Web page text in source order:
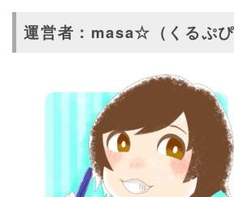
運営者：masa☆（くるぷぴ